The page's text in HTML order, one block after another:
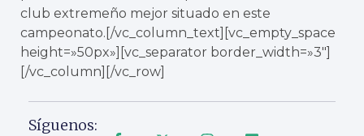
club extremeño mejor situado en este
campeonato.[/vc_column_text][vc_empty_space
height=»50px»][vc_separator border_width=»3″]
[/vc_column][/vc_row]
Síguenos: